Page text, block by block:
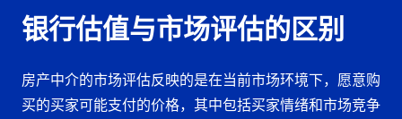
银行估值与市场评估的区别
房产中介的市场评估反映的是在当前市场环境下，愿意购
买的买家可能支付的价格，其中包括买家情绪和市场竞争